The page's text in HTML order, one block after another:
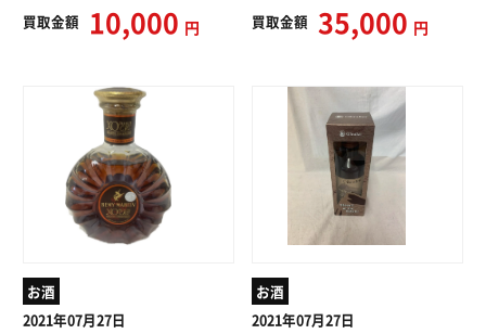
買取金額 10,000 円 買取金額 35,000 円
お酒
2021年07月27日
お酒
2021年07月27日